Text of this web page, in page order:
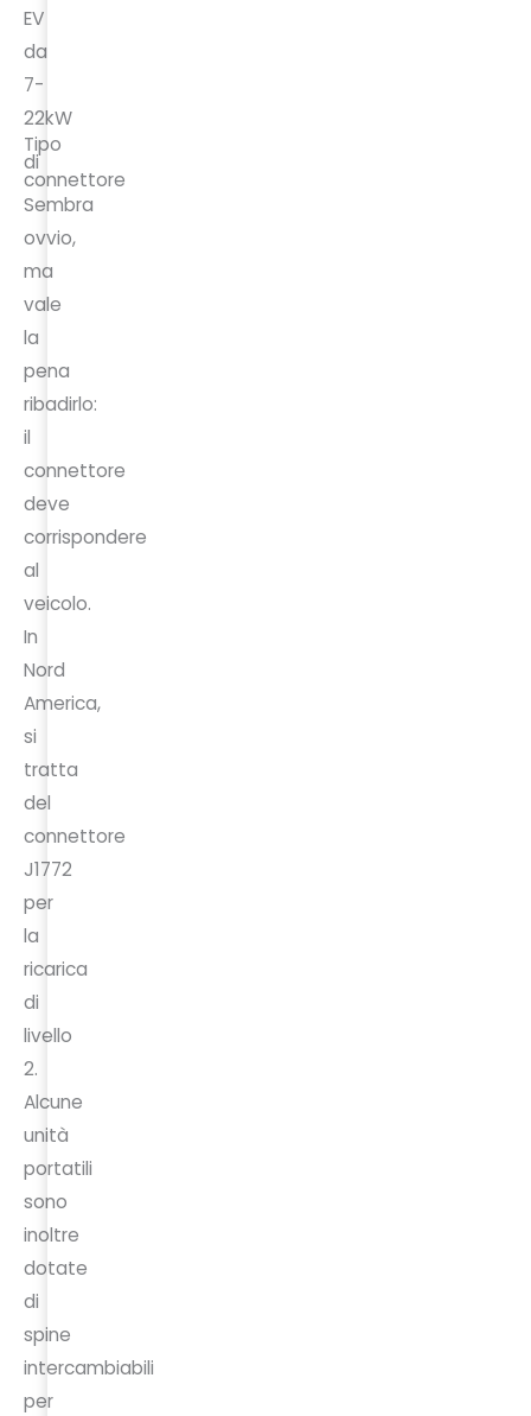
EV
da
7-
22kW
Tipo
di
connettore
Sembra
ovvio,
ma
vale
la
pena
ribadirlo:
il
connettore
deve
corrispondere
al
veicolo.
In
Nord
America,
si
tratta
del
connettore
J1772
per
la
ricarica
di
livello
2.
Alcune
unità
portatili
sono
inoltre
dotate
di
spine
intercambiabili
per